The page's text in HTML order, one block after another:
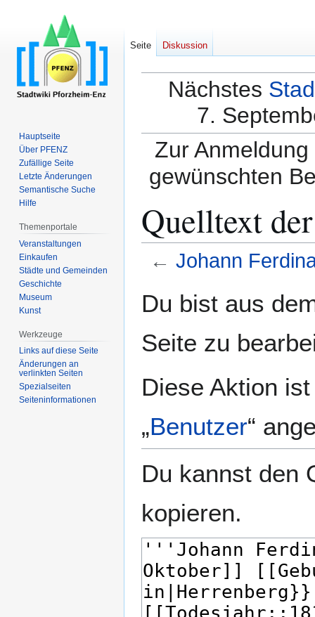
Nächstes
7.
Zur
gewünschten
Quelltext
← Johann
Navigation
Suche
Du bist aus
Seite zu
Diese Aktion
„Benutzer“
Du kannst den
kopieren.
Seite Diskussion
Hauptseite
Über PFENZ
Zufällige Seite
Letzte Änderungen
Semantische Suche
Hilfe
Themenportale
Veranstaltungen
Einkaufen
Städte und Gemeinden
Geschichte
Museum
Kunst
Werkzeuge
Links auf diese Seite
Änderungen an
verlinkten Seiten
Spezialseiten
Seiten­­informationen